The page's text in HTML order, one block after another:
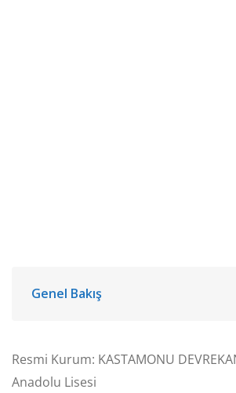
Genel Bakış
Resmi Kurum: KASTAMONU
Anadolu Lisesi